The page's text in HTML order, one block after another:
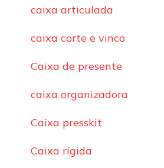
caixa articulada
caixa corte e vinco
Caixa de presente
caixa organizadora
Caixa presskit
Caixa rígida